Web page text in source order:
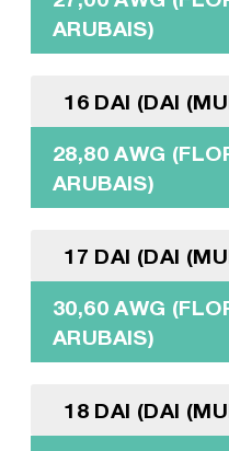
ARUBAIS)
16 DAI (DAI
28,80 AWG
ARUBAIS)
17 DAI (DAI
30,60 AWG
ARUBAIS)
18 DAI (DAI